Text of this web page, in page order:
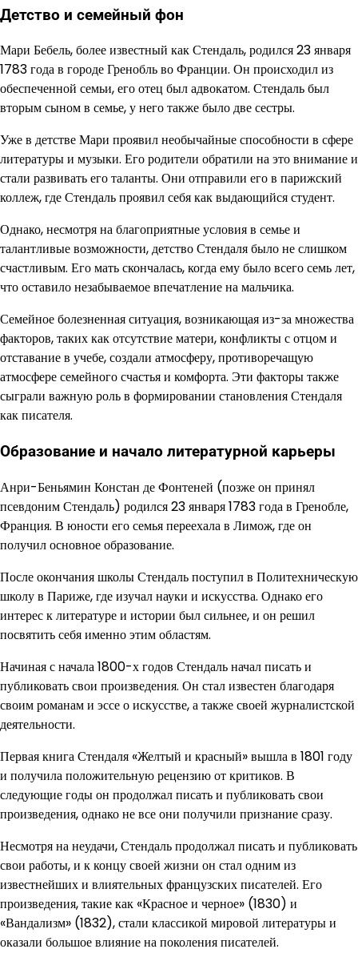
Детство и семейный фон
Мари Бебель, более известный как Стендаль, родился 23 января
1783 года в городе Гренобль во Франции. Он происходил из
обеспеченной семьи, его отец был адвокатом. Стендаль был
вторым сыном в семье, у него также было две сестры.
Уже в детстве Мари проявил необычайные способности в сфере
литературы и музыки. Его родители обратили на это внимание и
стали развивать его таланты. Они отправили его в парижский
коллеж, где Стендаль проявил себя как выдающийся студент.
Однако, несмотря на благоприятные условия в семье и
талантливые возможности, детство Стендаля было не слишком
счастливым. Его мать скончалась, когда ему было всего семь лет,
что оставило незабываемое впечатление на мальчика.
Семейное болезненная ситуация, возникающая из-за множества
факторов, таких как отсутствие матери, конфликты с отцом и
отставание в учебе, создали атмосферу, противоречащую
атмосфере семейного счастья и комфорта. Эти факторы также
сыграли важную роль в формировании становления Стендаля
как писателя.
Образование и начало литературной карьеры
Анри-Беньямин Констан де Фонтеней (позже он принял
псевдоним Стендаль) родился 23 января 1783 года в Гренобле,
Франция. В юности его семья переехала в Лимож, где он
получил основное образование.
После окончания школы Стендаль поступил в Политехническую
школу в Париже, где изучал науки и искусства. Однако его
интерес к литературе и истории был сильнее, и он решил
посвятить себя именно этим областям.
Начиная с начала 1800-х годов Стендаль начал писать и
публиковать свои произведения. Он стал известен благодаря
своим романам и эссе о искусстве, а также своей журналистской
деятельности.
Первая книга Стендаля «Желтый и красный» вышла в 1801 году
и получила положительную рецензию от критиков. В
следующие годы он продолжал писать и публиковать свои
произведения, однако не все они получили признание сразу.
Несмотря на неудачи, Стендаль продолжал писать и публиковать
свои работы, и к концу своей жизни он стал одним из
известнейших и влиятельных французских писателей. Его
произведения, такие как «Красное и черное» (1830) и
«Вандализм» (1832), стали классикой мировой литературы и
оказали большое влияние на поколения писателей.